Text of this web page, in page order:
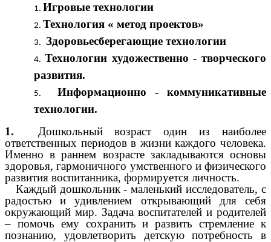
Игровые технологии
Технология « метод проектов»
Здоровьесберегающие технологии
Технологии художественно - творческого
развития.
Информационно - коммуникативные
технологии.
1. Дошкольный возраст один из наиболее
ответственных периодов в жизни каждого человека.
Именно в раннем возрасте закладываются основы
здоровья, гармоничного умственного и физического
развития воспитанника, формируется личность.
Каждый дошкольник - маленький исследователь, с
радостью и удивлением открывающий для себя
окружающий мир. Задача воспитателей и родителей
– помочь ему сохранить и развить стремление к
познанию, удовлетворить детскую потребность в